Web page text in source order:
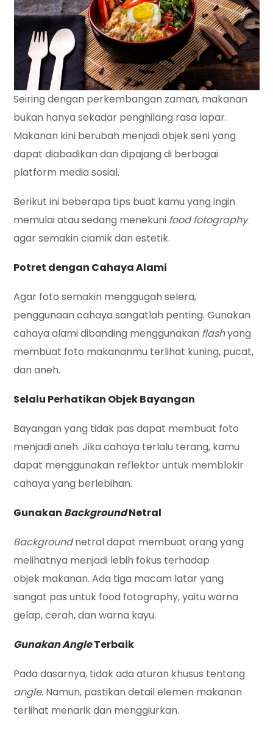
Seiring dengan perkembangan zaman, makanan
bukan hanya sekadar penghilang rasa lapar.
Makanan kini berubah menjadi objek seni yang
dapat diabadikan dan dipajang di berbagai
platform media sosial.
Berikut ini beberapa tips buat kamu yang ingin
memulai atau sedang menekuni food fotography
agar semakin ciamik dan estetik.
Potret dengan Cahaya Alami
Agar foto semakin menggugah selera,
penggunaan cahaya sangatlah penting. Gunakan
cahaya alami dibanding menggunakan flashyang
membuat foto makananmu terlihat kuning, pucat,
dan aneh.
Selalu Perhatikan Objek Bayangan
Bayangan yang tidak pas dapat membuat foto
menjadi aneh. Jika cahaya terlalu terang, kamu
dapat menggunakan reflektor untuk memblokir
cahaya yang berlebihan.
Gunakan BackgroundNetral
Backgroundnetral dapat membuat orang yang
melihatnya menjadi lebih fokus terhadap
objek makanan. Ada tiga macam latar yang
sangat pas untuk food fotography, yaitu warna
gelap, cerah, dan warna kayu.
Gunakan AngleTerbaik
Pada dasarnya, tidak ada aturan khusus tentang
angle. Namun, pastikan detail elemen makanan
terlihat menarik dan menggiurkan.